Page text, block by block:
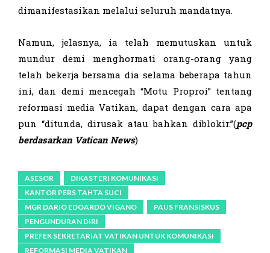
dimanifestasikan melalui seluruh mandatnya.
Namun, jelasnya, ia telah memutuskan untuk
mundur demi menghormati orang-orang yang
telah bekerja bersama dia selama beberapa tahun
ini, dan demi mencegah “Motu Proproi” tentang
reformasi media Vatikan, dapat dengan cara apa
pun “ditunda, dirusak atau bahkan diblokir.”(pcp
berdasarkan Vatican News)
ASESOR
DIKASTERI KOMUNIKASI
KANTOR PERS TAHTA SUCI
MGR DARIO EDOARDO VIGANO
PAUS FRANSISKUS
PENGUNDURAN DIRI
PREFEK SEKRETARIAT VATIKAN UNTUK KOMUNIKASI
REFORMASI MEDIA VATIKAN